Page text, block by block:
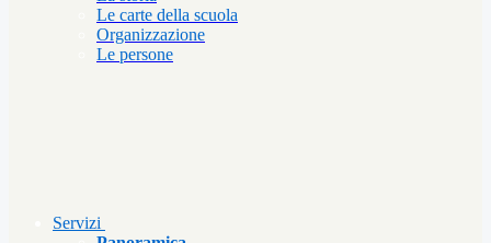
Le carte della scuola
Organizzazione
Le persone
Servizi